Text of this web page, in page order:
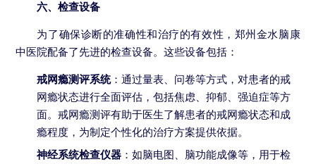
六、检查设备
为了确保诊断的准确性和治疗的有效性，郑州金水脑康
中医院配备了先进的检查设备。这些设备包括：
戒网瘾测评系统：通过量表、问卷等方式，对患者的戒
网瘾状态进行全面评估，包括焦虑、抑郁、强迫症等方
面。戒网瘾测评有助于医生了解患者的戒网瘾状态和成
瘾程度，为制定个性化的治疗方案提供依据。
神经系统检查仪器 ：如脑电图、脑功能成像等，用于检